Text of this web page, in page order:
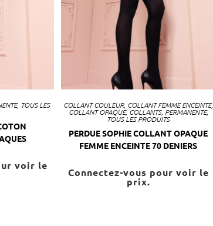
, TOUS LES
voir le
COLLANT COULEUR, COLLANT FEMME ENCEINTE,
COLLANT OPAQUE, COLLANTS, PERMANENTE,
TOUS LES PRODUITS
PERDUE SOPHIE COLLANT OPAQUE
FEMME ENCEINTE 70 DENIERS
Connectez-vous pour voir le
prix.